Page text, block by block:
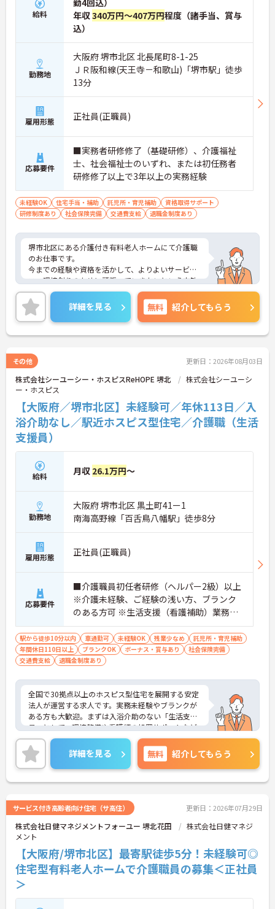
給料
勤4回込）
年収340万円～407万円程度（諸手当、賞与
込）
勤務地
大阪府 堺市北区 北長尾町8-1-25
ＪＲ阪和線(天王寺－和歌山)「堺市駅」徒歩
13分
雇用形態 正社員(正職員)
応募要件
■実務者研修修了（基礎研修）、介護福祉
士、社会福祉士のいずれ、または初任務者
研修修了以上で3年以上の実務経験
未経験OK 住宅手当・補助 託児所・育児補助
資格取得サポート
研修制度あり
社会保険完備 交通費支給 退職金制度あり
堺市北区にある介護付き有料老人ホームにて介護職
のお仕事です。
今までの経験や資格を活かして、よりよいサービ
ス・環境創りのために頑張っていきたいという方歓
迎！
やりがいのあるお仕事であることはもちろん、働き
やすい環境や休暇が充実していますので、仕事もプ
ライベートも充実できる職場です♪
ご興味がある方は是非一度マイナビまでお問い合わ
詳細を見る 無料 紹介してもらう
その他 更新日：2026年08月03日
株式会社シーユーシー・ホスピスReHOPE 堺北
株式会社シーユーシ
ー・ホスピス
【大阪府／堺市北区】未経験可／年休113日／入
浴介助なし／駅近ホスピス型住宅／介護職（生活
支援員）
給料 月収 26.1万円～
勤務地
大阪府 堺市北区 黒土町41ー1
南海高野線「百舌鳥八幡駅」徒歩8分
雇用形態 正社員(正職員)
応募要件
■介護職員初任者研修（ヘルパー2級）以上
※介護未経験、ご経験の浅い方、ブランク
のある方可 ※生活支援（看護補助）業務か
ら経験し、訪問介護員へのキャリアアップ
を目指せます
駅から徒歩10分以内 車通勤可 未経験OK 残業少なめ
託児所・育児補助
年間休日110日以上
ブランクOK ボーナス・賞与あり
社会保険完備
交通費支給
退職金制度あり
全国で30拠点以上のホスピス型住宅を展開する安定
法人が運営する求人です。実務未経験やブランクが
ある方も大歓迎。まずは入浴介助のない「生活支援
員」として、環境整備や看護師の処置サポートなど
の業務からスタートし、無理なくホスピスケアの経
験を積むことができ、ゆくゆくは訪問介護員へステ
ップアップすることも可能です。残業は全社平均月5
時間程度と少なく、連続休暇の取得で支援金が支給
される独自の制度や、自由診療の割引が受けられる
時間連携の訪問診療医もいるため、医療依存度の高
い方へのケアもチームで安心して取り組める環境で
す。
★おすすめPOINT★
【無理なくステップアップできる業務内容】
・実務未経験からでも挑戦可能です
詳細を見る 無料 紹介してもらう
サービス付き高齢者向け住宅（サ高住） 更新日：2026年07月29日
株式会社日健マネジメントフォーユー 堺北花田
株式会社日健マネジ
メント
【大阪府/堺市北区】最寄駅徒歩5分！未経験可◎
住宅型有料老人ホームで介護職員の募集＜正社員
＞